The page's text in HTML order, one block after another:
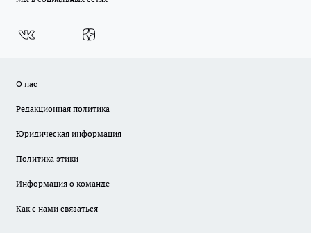
О нас
Редакционная политика
Юридическая информация
Политика этики
Информация о команде
Как с нами связаться